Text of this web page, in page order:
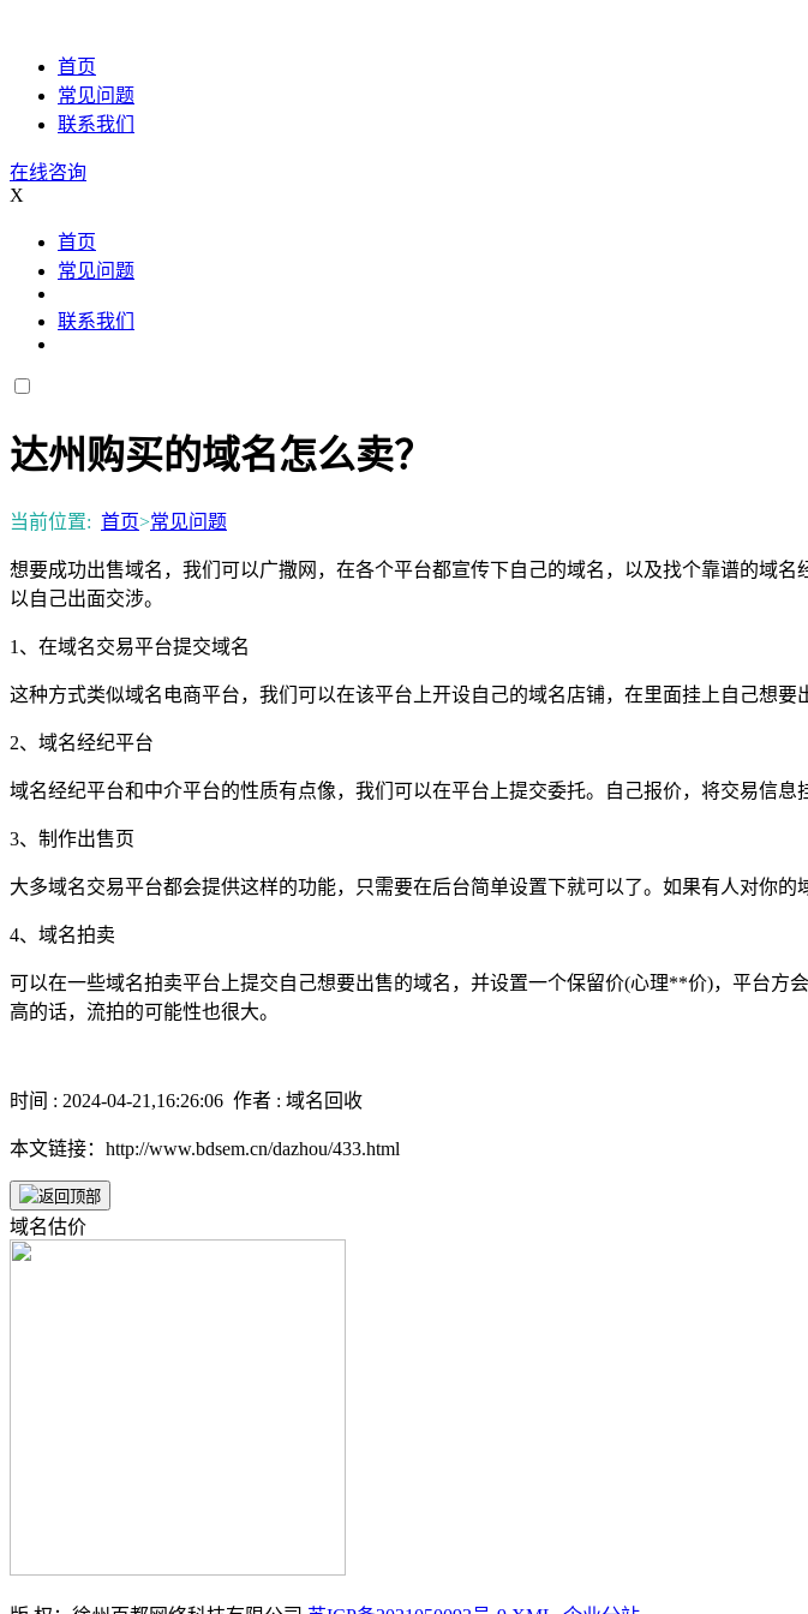
首页
常见问题
联系我们
在线咨询
X
首页
常见问题
联系我们
达州购买的域名怎么卖？
当前位置: 首页>常见问题
想要成功出售域名，我们可以广撒网，在各个平台都宣传下自己的域名，以及找个靠谱的域
以自己出面交涉。
1、在域名交易平台提交域名
这种方式类似域名电商平台，我们可以在该平台上开设自己的域名店铺，在里面挂上自己想要
2、域名经纪平台
域名经纪平台和中介平台的性质有点像，我们可以在平台上提交委托。自己报价，将交易信
3、制作出售页
大多域名交易平台都会提供这样的功能，只需要在后台简单设置下就可以了。如果有人对你
4、域名拍卖
可以在一些域名拍卖平台上提交自己想要出售的域名，并设置一个保留价(心理**价)，平台
高的话，流拍的可能性也很大。
时间 : 2024-04-21,16:26:06 作者 : 域名回收
本文链接：http://www.bdsem.cn/dazhou/433.html
域名估价